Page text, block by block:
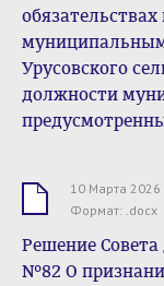
Урусовского
должности
10 Марта 2026
Формат: .docx
Решение Совета
№82 О